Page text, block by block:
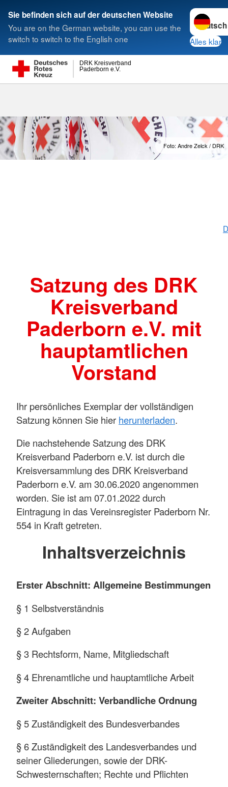
Sie befinden sich auf der deutschen Website
You are on the German website, you can use the
switch to switch to the English one
Sprache
Alles klar
Paderborn e.V.
DRK Kreisverband
Suche
Foto: Andre Zelck / DRK
Satzung des DRK
Kreisverband
Paderborn e.V. mit
hauptamtlichen
Vorstand
Ihr persönliches Exemplar der vollständigen
Satzung können Sie hier herunterladen.
Die nachstehende Satzung des DRK
Kreisverband Paderborn e.V. ist durch die
Kreisversammlung des DRK Kreisverband
Paderborn e.V. am 30.06.2020 angenommen
worden. Sie ist am 07.01.2022 durch
Eintragung in das Vereinsregister Paderborn Nr.
554 in Kraft getreten.
Inhaltsverzeichnis
Erster Abschnitt: Allgemeine Bestimmungen
§ 1 Selbstverständnis
§ 2 Aufgaben
§ 3 Rechtsform, Name, Mitgliedschaft
§ 4 Ehrenamtliche und hauptamtliche Arbeit
Zweiter Abschnitt: Verbandliche Ordnung
§ 5 Zuständigkeit des Bundesverbandes
§ 6 Zuständigkeit des Landesverbandes und
seiner Gliederungen, sowie der DRK-
Schwesternschaften; Rechte und Pflichten